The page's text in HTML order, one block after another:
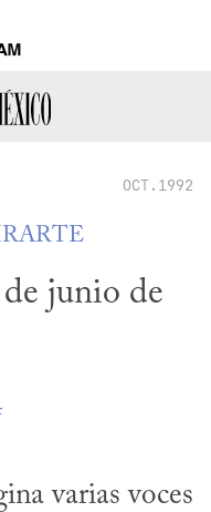
OCT.1992
junio de
varias voces